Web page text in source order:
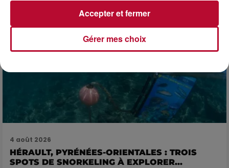
4 août 2026
HÉRAULT, PYRÉNÉES-ORIENTALES : TROIS
SPOTS DE SNORKELING À EXPLORER...
Gérer mes choix
Accepter et fermer